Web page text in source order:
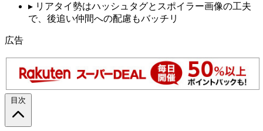
▸ リアタイ勢はハッシュタグとスポイラー画像の工夫
で、後追い仲間への配慮もバッチリ
広告
目次